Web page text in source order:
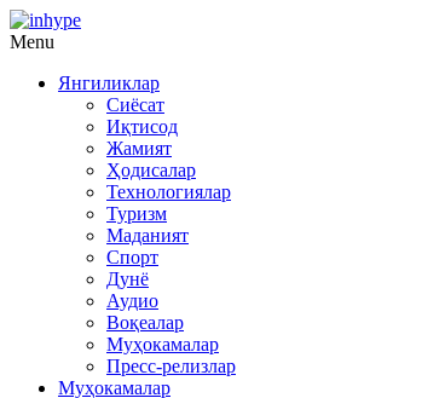
Menu
Янгиликлар
Сиёсат
Иқтисод
Жамият
Ҳодисалар
Технологиялар
Туризм
Маданият
Спорт
Дунё
Аудио
Воқеалар
Муҳокамалар
Пресс-релизлар
Муҳокамалар